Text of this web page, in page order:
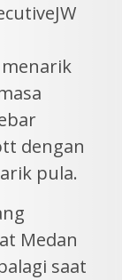
dengan
pula.
Medan
saat